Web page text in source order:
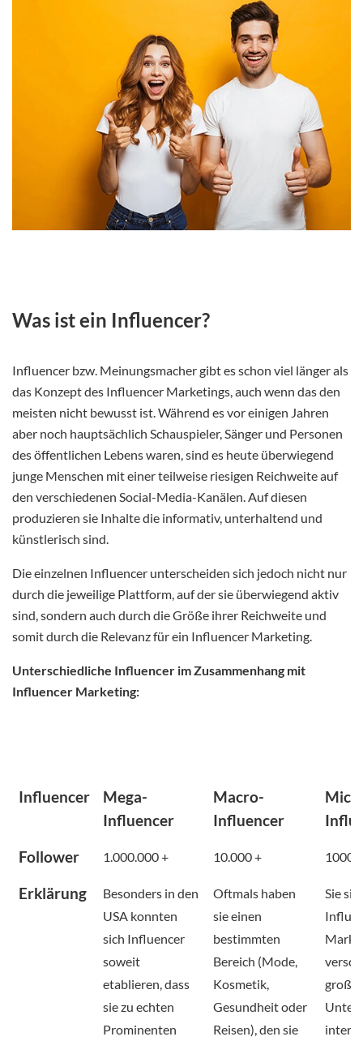
Was ist ein Influencer?
Influencer bzw. Meinungsmacher gibt es schon viel länger als
das Konzept des Influencer Marketings, auch wenn das den
meisten nicht bewusst ist. Während es vor einigen Jahren
aber noch hauptsächlich Schauspieler, Sänger und Personen
des öffentlichen Lebens waren, sind es heute überwiegend
junge Menschen mit einer teilweise riesigen Reichweite auf
den verschiedenen Social-Media-Kanälen. Auf diesen
produzieren sie Inhalte die informativ, unterhaltend und
künstlerisch sind.
Die einzelnen Influencer unterscheiden sich jedoch nicht nur
durch die jeweilige Plattform, auf der sie überwiegend aktiv
sind, sondern auch durch die Größe ihrer Reichweite und
somit durch die Relevanz für ein Influencer Marketing.
Unterschiedliche Influencer im Zusammenhang mit
Influencer Marketing:
Influencer
Mega-
Influencer
Macro-
Influencer
Follower 1.000.000 + 10.000 + 1000 +
Erklärung
Besonders in den
USA konnten
sich Influencer
soweit
etablieren, dass
sie zu echten
Prominenten
Oftmals haben
sie einen
bestimmten
Bereich (Mode,
Kosmetik,
Gesundheit oder
Reisen), den sie
Sie
großer